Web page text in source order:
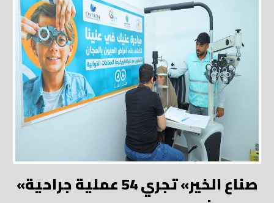
«صناع الخير» تجري 54 عملية جراحية